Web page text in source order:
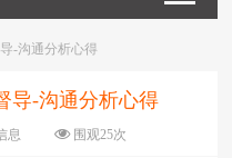
-沟通分析心得
导-沟通分析心得
息 围观25次